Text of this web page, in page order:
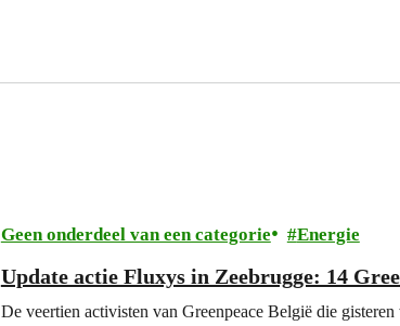
Geen onderdeel van een categorie Energie
Update actie Fluxys in Zeebrugge: 14
De veertien activisten van Greenpeace België die